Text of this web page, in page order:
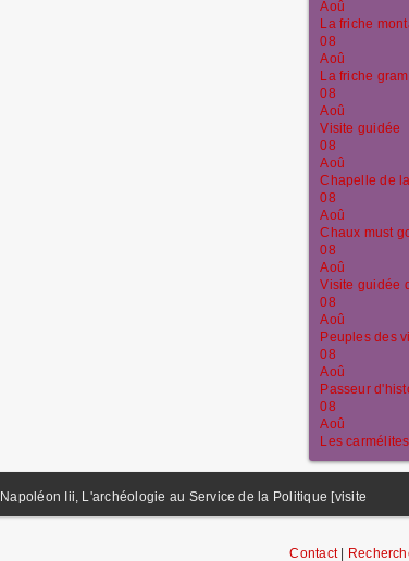
Aoû
La friche
08
Aoû
La friche
08
Aoû
Visite guidée
08
Aoû
Chapelle de
08
Aoû
Chaux must
08
Aoû
Visite guidée
08
Aoû
Peuples des
08
Aoû
Passeur
08
Aoû
Les
Napoléon Iii, L'archéologie au Service de la Politique [visite
Contact|